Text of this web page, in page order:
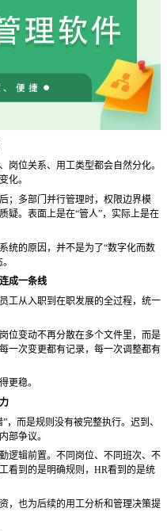
位关系、用工类型都会自然分化。
化。
多部门并行管理时，权限边界模
疑。表面上是在“管人”，实际上是在
的原因，并不是为了“数字化而数
成一条线
从入职到在职发展的全过程，统一
变动不再分散在多个文件里，而是
一次变更都有记录，每一次调整都有
稳。
”，而是规则没有被完整执行。迟到、
部争议。
辑前置。不同岗位、不同班次、不
看到的是明确规则， HR看到的是统
也为后续的用工分析和管理决策提